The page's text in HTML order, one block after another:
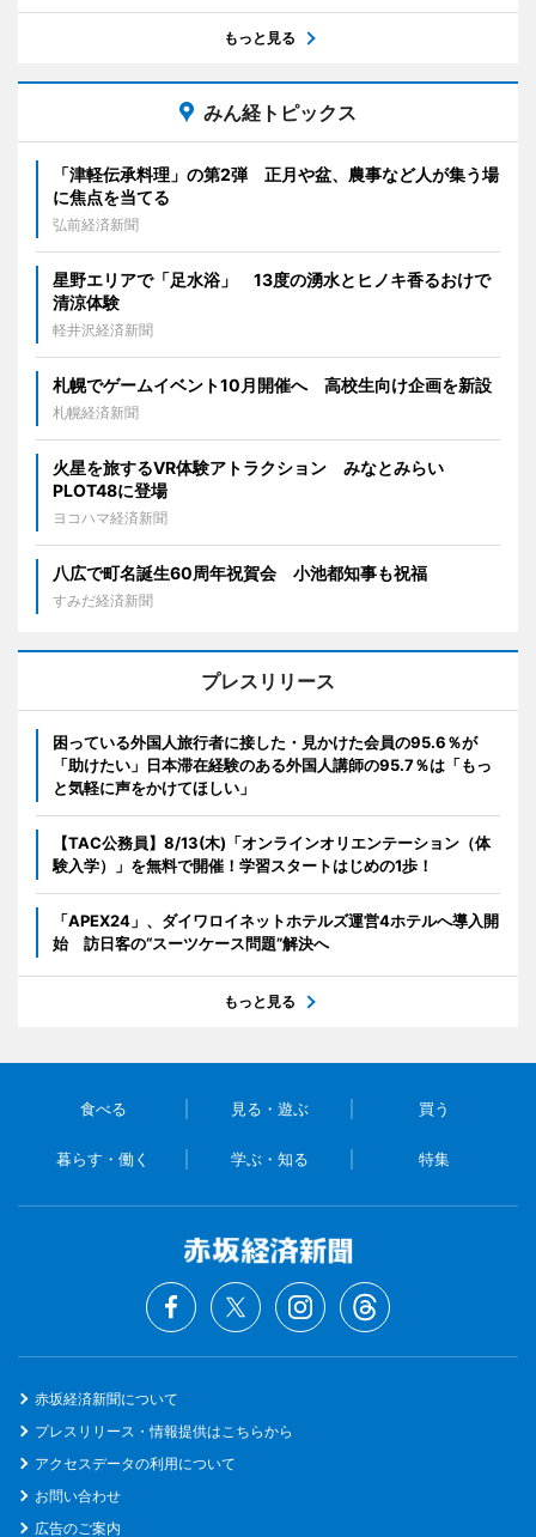
もっと見る
みん経トピックス
「津軽伝承料理」の第2弾 正月や盆、農事など人が集う場
に焦点を当てる
弘前経済新聞
星野エリアで「足水浴」 13度の湧水とヒノキ香るおけで
清涼体験
軽井沢経済新聞
札幌でゲームイベント10月開催へ 高校生向け企画を新設
札幌経済新聞
火星を旅するVR体験アトラクション みなとみらい
PLOT48に登場
ヨコハマ経済新聞
八広で町名誕生60周年祝賀会 小池都知事も祝福
すみだ経済新聞
プレスリリース
困っている外国人旅行者に接した・見かけた会員の95.6％が
「助けたい」日本滞在経験のある外国人講師の95.7％は「もっ
と気軽に声をかけてほしい」
【TAC公務員】8/13(木)「オンラインオリエンテーション（体
験入学）」を無料で開催！学習スタートはじめの1歩！
「APEX24」、ダイワロイネットホテルズ運営4ホテルへ導入開
始 訪日客の“スーツケース問題”解決へ
もっと見る
食べる 見る・遊ぶ 買う
暮らす・働く 学ぶ・知る 特集
赤坂経済新聞について
プレスリリース・情報提供はこちらから
アクセスデータの利用について
お問い合わせ
広告のご案内